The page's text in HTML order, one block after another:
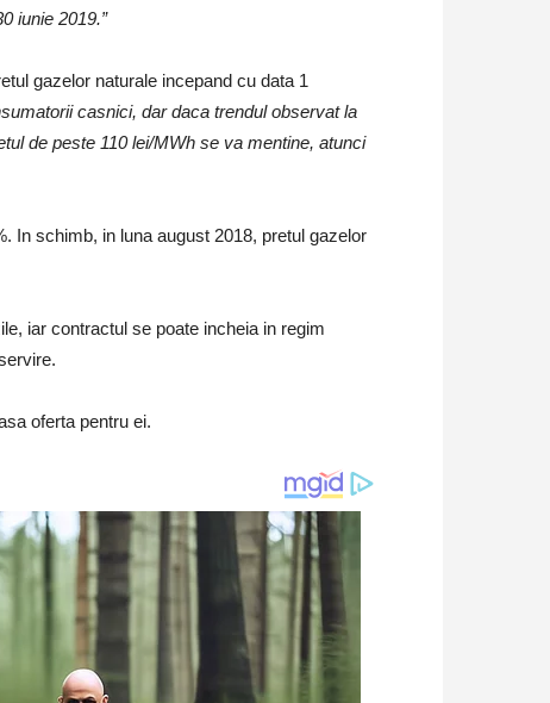
iunie 2019.”
gazelor naturale incepand cu data 1
casnici, dar daca trendul observat la
de peste 110 lei/MWh se va mentine, atunci
In schimb, in luna august 2018, pretul gazelor
iar contractul se poate incheia in regim
oferta pentru ei.